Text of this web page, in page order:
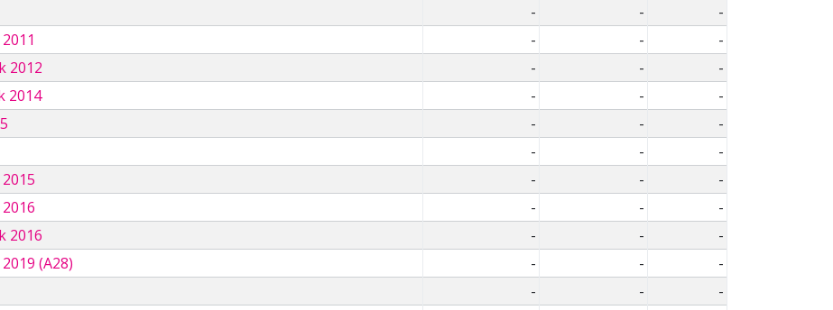
- -
-
- -
-
2012
- -
-
2014
- -
-
- -
-
- -
-
- -
-
- -
-
2016
- -
-
(A28)
- -
-
- -
-